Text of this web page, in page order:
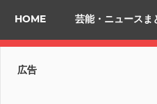
HOME 芸能・ニュースま
広告